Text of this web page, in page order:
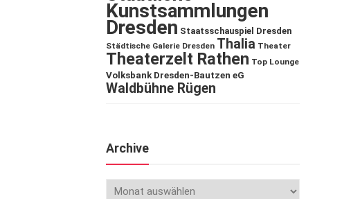
Kunstsammlungen
Dresden Staatsschauspiel Dresden
Städtische Galerie Dresden Thalia Theater
Theaterzelt Rathen Top Lounge
Volksbank Dresden-Bautzen eG
Waldbühne Rügen
Archive